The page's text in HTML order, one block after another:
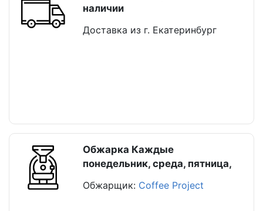
наличии
Доставка из г. Екатеринбург
Обжарка Каждые
понедельник, среда, пятница,
Обжарщик: Coffee Project